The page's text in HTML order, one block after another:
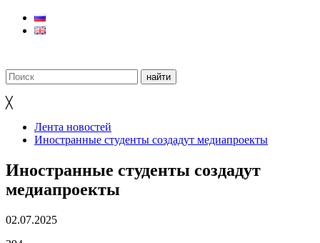
╳
Лента новостей
Иностранные студенты создадут медиапроекты
Иностранные студенты создадут
медиапроекты
02.07.2025